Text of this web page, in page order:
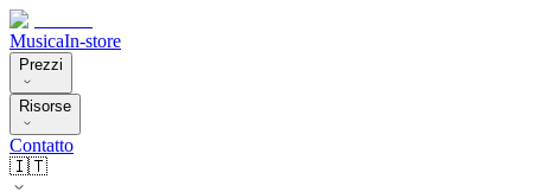
MusicaIn-store
Prezzi
Risorse
Contatto
🇮🇹